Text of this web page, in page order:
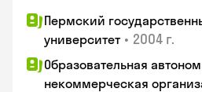
Пермский
университет • 2004 г.
Образовательная
некоммерческая